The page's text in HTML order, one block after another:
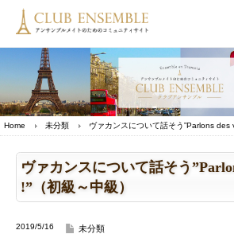
Home 未分類 ヴァカンスについて話そう”Parlons des
ヴァカンスについて話そう
!”（初級～中級）
2019/5/16 未分類